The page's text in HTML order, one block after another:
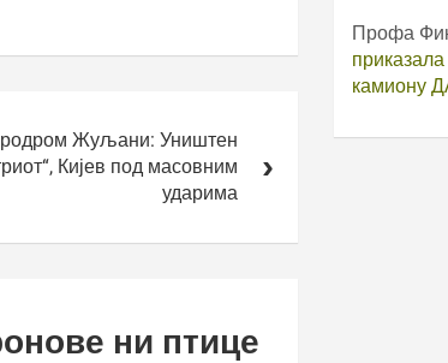
Жуљани: Уништен
Кијев под масовним
ударима
ни птице
Профа
камиону